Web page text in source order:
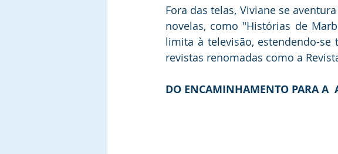
Fora das telas, Viviane se
novelas, como "Histórias de
limita à televisão, estendendo-
revistas renomadas como a
DO ENCAMINHAMENTO PARA A